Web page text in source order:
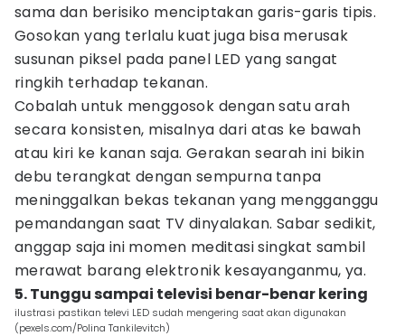
sama dan berisiko menciptakan garis-garis tipis.
Gosokan yang terlalu kuat juga bisa merusak
susunan piksel pada panel LED yang sangat
ringkih terhadap tekanan.
Cobalah untuk menggosok dengan satu arah
secara konsisten, misalnya dari atas ke bawah
atau kiri ke kanan saja. Gerakan searah ini bikin
debu terangkat dengan sempurna tanpa
meninggalkan bekas tekanan yang mengganggu
pemandangan saat TV dinyalakan. Sabar sedikit,
anggap saja ini momen meditasi singkat sambil
merawat barang elektronik kesayanganmu, ya.
5. Tunggu sampai televisi benar-benar kering
ilustrasi pastikan televi LED sudah mengering saat akan digunakan
(pexels.com/Polina Tankilevitch)